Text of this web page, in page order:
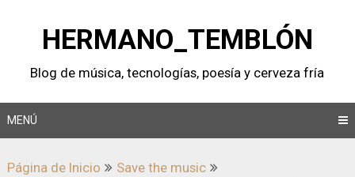
contenidoHERMANO_TEMBLÓN
Blog de música, tecnologí­as, poesí­a y cerveza frí­a
MENÚ
Página de Inicio
Save the music